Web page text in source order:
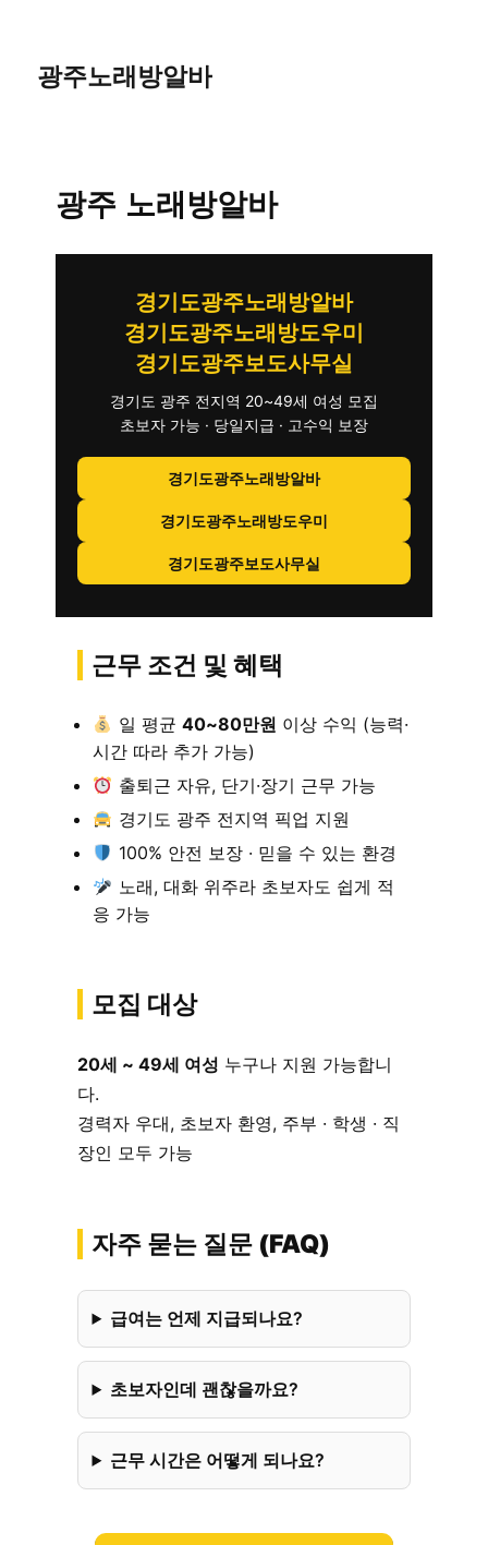
광주노래방알바
광주 노래방알바
경기도광주노래방알바
경기도광주노래방도우미
경기도광주보도사무실
경기도 광주 전지역 20~49세 여성 모집
초보자 가능 · 당일지급 · 고수익 보장
경기도광주노래방알바
경기도광주노래방도우미
경기도광주보도사무실
근무 조건 및 혜택
일 평균 40~80만원 이상 수익 (능력·
시간 따라 추가 가능)
출퇴근 자유, 단기·장기 근무 가능
경기도 광주 전지역 픽업 지원
100% 안전 보장 · 믿을 수 있는 환경
노래, 대화 위주라 초보자도 쉽게 적
응 가능
모집 대상
20세 ~ 49세 여성 누구나 지원 가능합니
다.
경력자 우대, 초보자 환영, 주부 · 학생 · 직
장인 모두 가능
자주 묻는 질문 (FAQ)
급여는 언제 지급되나요?
초보자인데 괜찮을까요?
근무 시간은 어떻게 되나요?